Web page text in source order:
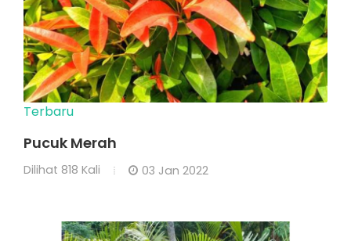
Terbaru
Pucuk Merah
Dilihat 818 Kali 03 Jan 2022